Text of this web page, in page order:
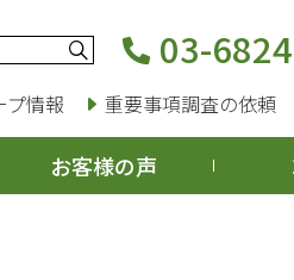
03-
プ情報 重要事項調査の依頼
お客様の声